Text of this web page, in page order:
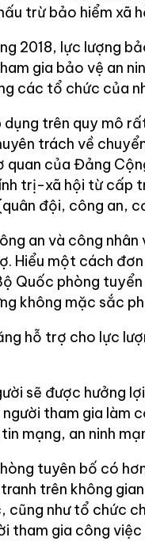
trừ bảo hiểm xã
2018, lực lượng
gia bảo vệ an
các tổ chức của
dụng trên quy mô
trách về
quan của Đảng
trị-xã hội từ cấp
đội, công an,
an và công
Hiểu một cách
Quốc phòng
không mặc sắc
hỗ trợ cho lực
sẽ được hưởng
tham gia làm
mạng, an ninh
tuyên bố có
trên không
cũng như tổ chức
tham gia công việc